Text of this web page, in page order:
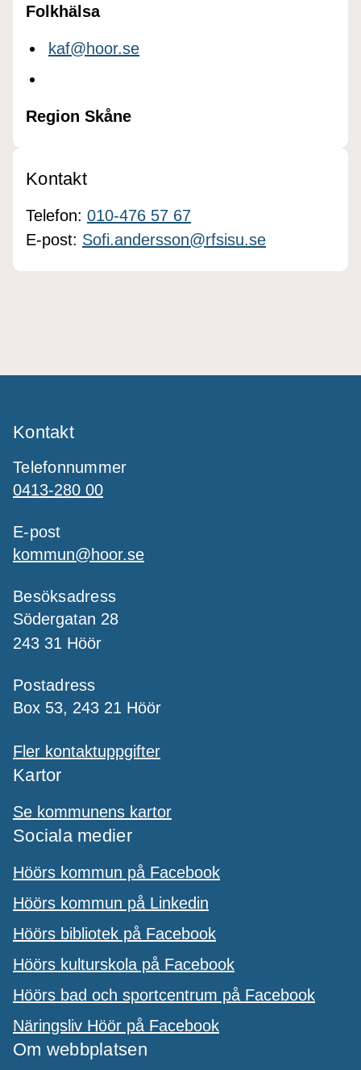
Folkhälsa
kaf@hoor.se
Region Skåne
Kontakt
Telefon: 010-476 57 67
E-post: Sofi.andersson@rfsisu.se
Kontakt
Telefonnummer
0413-280 00
E-post
kommun@hoor.se
Besöksadress
Södergatan 28
243 31 Höör
Postadress
Box 53, 243 21 Höör
Fler kontaktuppgifter
Kartor
Se kommunens kartor
Sociala medier
Höörs kommun på Facebook
Höörs kommun på Linkedin
Höörs bibliotek på Facebook
Höörs kulturskola på Facebook
Höörs bad och sportcentrum på Facebook
Näringsliv Höör på Facebook
Om webbplatsen